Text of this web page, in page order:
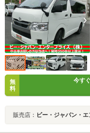
無
料
今す
販売店： ビー・ジャパン・